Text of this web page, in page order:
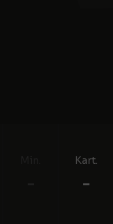
Kart.
-